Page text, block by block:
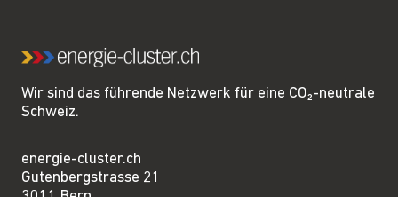
Wir sind das führende Netzwerk für eine CO₂-neutrale
Schweiz.
energie-cluster.ch
Gutenbergstrasse 21